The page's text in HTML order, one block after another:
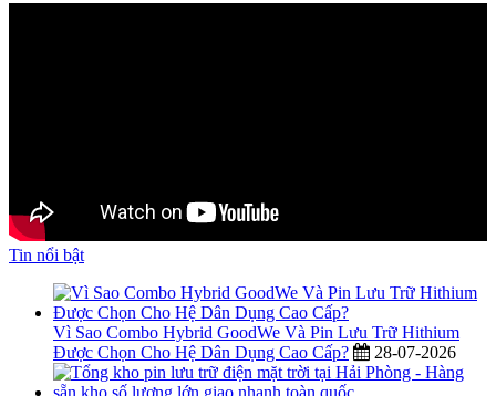
Tin nổi bật
Vì Sao Combo Hybrid GoodWe Và Pin Lưu Trữ Hithium
Được Chọn Cho Hệ Dân Dụng Cao Cấp?
28-07-2026